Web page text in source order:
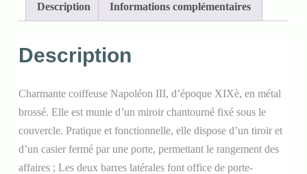
Description Informations complémentaires
Description
Charmante coiffeuse Napoléon III, d’époque XIXè, en métal
brossé. Elle est munie d’un miroir chantourné fixé sous le
couvercle. Pratique et fonctionnelle, elle dispose d’un tiroir et
d’un casier fermé par une porte, permettant le rangement des
affaires ; Les deux barres latérales font office de porte-